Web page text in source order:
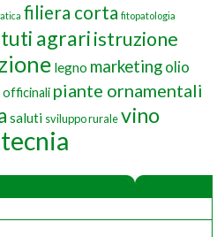
filiera corta fitopatologia
agrariistruzione
legno marketingolio
officinali piante ornamentali
saluti sviluppo ruralevino